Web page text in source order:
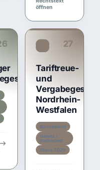
öffnen
27
Tariftreue-
und
Vergabegesetz
Nordrhein-
Westfalen
Bundesland
Gesetz /
Rechtstext
Stand 2026